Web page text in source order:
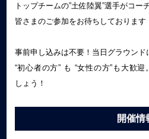
トップチームの”土佐陸翼”選手がコー
皆さまのご参加をお待ちしております
事前申し込みは不要！当日グラウンド
“初心者の方” も “女性の方”も大歓
しょう！
開催情